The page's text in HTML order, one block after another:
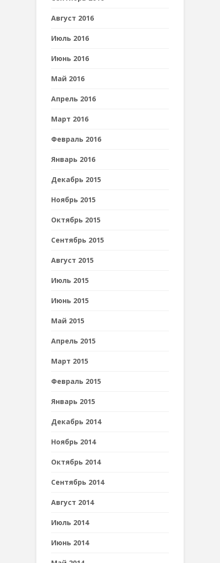
Август 2016
Июль 2016
Июнь 2016
Май 2016
Апрель 2016
Март 2016
Февраль 2016
Январь 2016
Декабрь 2015
Ноябрь 2015
Октябрь 2015
Сентябрь 2015
Август 2015
Июль 2015
Июнь 2015
Май 2015
Апрель 2015
Март 2015
Февраль 2015
Январь 2015
Декабрь 2014
Ноябрь 2014
Октябрь 2014
Сентябрь 2014
Август 2014
Июль 2014
Июнь 2014